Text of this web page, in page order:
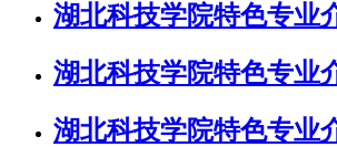
湖北科技学院特色专业
湖北科技学院特色专业
湖北科技学院特色专业